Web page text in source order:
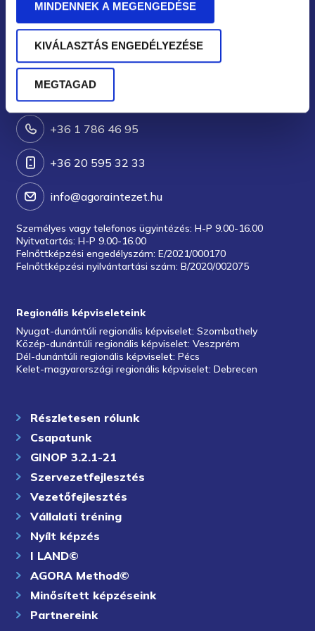
MINDENNEK A MEGENGEDÉSE
KIVÁLASZTÁS ENGEDÉLYEZÉSE
MEGTAGAD
Székhely
1024 Budapest, Keleti Károly utca 8.
Kapcsolat
+36 1 786 46 95
+36 20 595 32 33
info@agoraintezet.hu
Személyes vagy telefonos ügyintézés: H-P 9.00-16.00
Nyitvatartás: H-P 9.00-16.00
Felnőttképzési engedélyszám: E/2021/000170
Felnőttképzési nyilvántartási szám: B/2020/002075
Regionális képviseleteink
Nyugat-dunántúli regionális képviselet: Szombathely
Közép-dunántúli regionális képviselet: Veszprém
Dél-dunántúli regionális képviselet: Pécs
Kelet-magyarországi regionális képviselet: Debrecen
Részletesen rólunk
Csapatunk
GINOP 3.2.1-21
Szervezetfejlesztés
Vezetőfejlesztés
Vállalati tréning
Nyílt képzés
I LAND©
AGORA Method©
Minősített képzéseink
Partnereink